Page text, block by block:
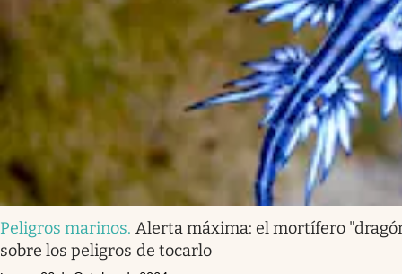
Peligros marinos. Alerta máxima: el mortífero
sobre los peligros de tocarlo